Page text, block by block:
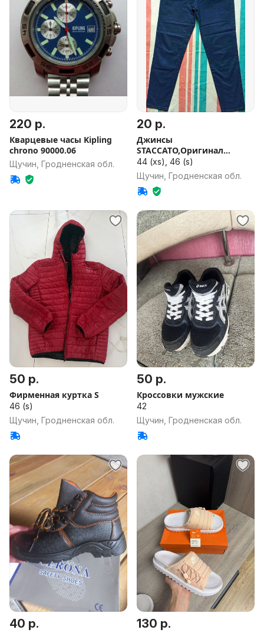
220 р.
Кварцевые часы Kipling
chrono 90000.06
Щучин, Гродненская обл.
20 р.
Джинсы
STACCATO,Оригинал
разм.44-46, made in Italy
44 (xs), 46 (s)
Щучин, Гродненская обл.
50 р.
Фирменная куртка S
46 (s)
Щучин, Гродненская обл.
50 р.
Кроссовки мужские
42
Щучин, Гродненская обл.
40 р. 130 р.